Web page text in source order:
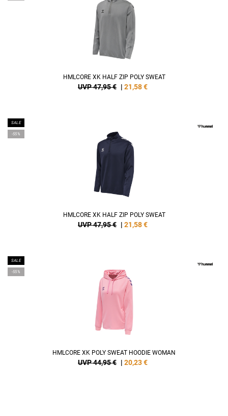
HMLCORE XK HALF ZIP POLY SWEAT
UVP 47,95 € | 21,58€
SALE
-55%
HMLCORE XK HALF ZIP POLY SWEAT
UVP 47,95 € | 21,58€
SALE
-55%
HMLCORE XK POLY SWEAT HOODIE WOMAN
UVP 44,95 € | 20,23€